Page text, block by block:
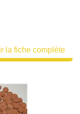
la fiche complète